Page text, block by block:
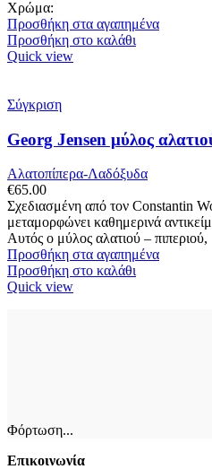
Χρώμα:
Προσθήκη στα αγαπημένα
Προσθήκη στο καλάθι
Quick view
Σύγκριση
Georg Jensen μύλος
Αλατοπίπερα-Λαδόξυδα
€65.00
Σχεδιασμένη από τον Constantin
μεταμορφώνει καθημερινά
Αυτός ο μύλος αλατιού – πιπεριού,
Προσθήκη στα αγαπημένα
Προσθήκη στο καλάθι
Quick view
Φόρτωση...
Επικοινωνία